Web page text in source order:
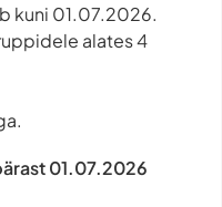
kuni 01.07.2026.
alates 4
01.07.2026